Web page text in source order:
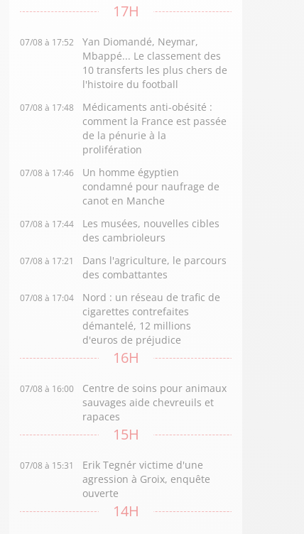
17H
07/08 à 17:52
Yan Diomandé, Neymar,
Mbappé... Le classement des
10 transferts les plus chers de
l'histoire du football
07/08 à 17:48
Médicaments anti-obésité :
comment la France est passée
de la pénurie à la
prolifération
07/08 à 17:46
Un homme égyptien
condamné pour naufrage de
canot en Manche
07/08 à 17:44
Les musées, nouvelles cibles
des cambrioleurs
07/08 à 17:21
Dans l'agriculture, le parcours
des combattantes
07/08 à 17:04
Nord : un réseau de trafic de
cigarettes contrefaites
démantelé, 12 millions
d'euros de préjudice
16H
07/08 à 16:00
Centre de soins pour animaux
sauvages aide chevreuils et
rapaces
15H
07/08 à 15:31
Erik Tegnér victime d'une
agression à Groix, enquête
ouverte
14H